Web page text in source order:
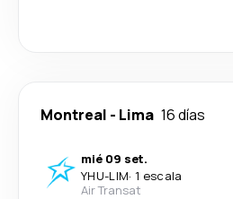
Montreal - Lima 16 días
mié 09 set.
YHU-LIM· 1 escala
Air Transat